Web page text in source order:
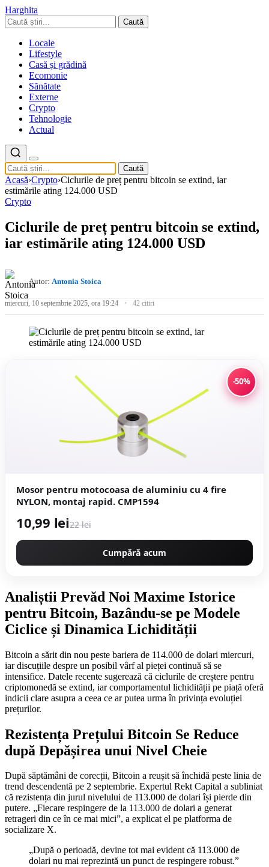
Harghita
Caută
Locale
Lifestyle
Casă și grădină
Ecomonie
Sănătate
Externe
Crypto
Tehnologie
Actual
Caută
Acasă›Crypto›Ciclurile de preț pentru bitcoin se extind, iar
estimările ating 124.000 USD
Crypto
Ciclurile de preț pentru bitcoin se extind,
iar estimările ating 124.000 USD
Autor: Antonia Stoica
miercuri, 10 septembrie 2025, ora 19:24 42 citiri
-50%
Mosor pentru motocoasa de aluminiu cu 4 fire
NYLON, montaj rapid. CMP1594
10,99 lei22 lei
Cumpără acum
Analiștii Prevăd Noi Maxime Istorice
pentru Bitcoin, Bazându-se pe Modele
Ciclice și Dinamica Lichidității
Bitcoin a sărit din nou peste bariera de 114.000 de dolari miercuri,
iar discuțiile despre un posibil vârf al pieței continuă să se
intensifice. Datele recente sugerează că ciclurile de creștere pentru
criptomonedă se extind, iar comportamentul lichidității pe piață oferă
indicii clare asupra a ceea ce ar putea urma în privința evoluției
prețurilor.
Rezistența Prețului Bitcoin Se Reduce
după Depășirea unui Nivel Cheie
După săptămâni de corecții, Bitcoin a reușit să închidă peste linia de
trend descendentă pe 2 septembrie. Expertul Rekt Capital a subliniat
că rezistența din jurul nivelului de 113.000 de dolari își pierde din
putere. „Fiecare respingere de la 113.000 de dolari a generat
retrageri din ce în ce mai mici”, a explicat el pe platforma de
socializare X.
„După o perioadă, devine tot mai evident că 113.000 de
dolari nu mai reprezintă un punct de respingere robust.”